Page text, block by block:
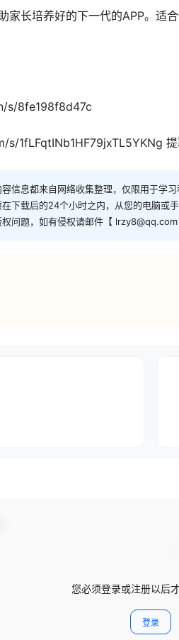
家长培养好的下一代的APP。
s/8fe198f8d47c
s/1fLFqtINb1HF79jxTL5YKNg
信息都来自网络收集整理，仅限用于学
下载后的24个小时之内，从您的电脑或
问题，如有侵权请邮件【 lrzy8@qq.com
您必须登录或注册以后
登录